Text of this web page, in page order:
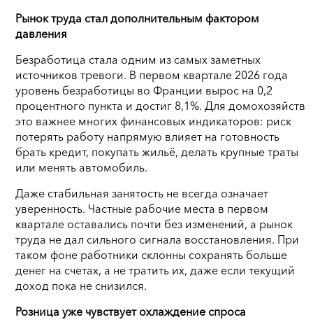
Рынок труда стал дополнительным фактором
давления
Безработица стала одним из самых заметных
источников тревоги. В первом квартале 2026 года
уровень безработицы во Франции вырос на 0,2
процентного пункта и достиг 8,1%. Для домохозяйств
это важнее многих финансовых индикаторов: риск
потерять работу напрямую влияет на готовность
брать кредит, покупать жильё, делать крупные траты
или менять автомобиль.
Даже стабильная занятость не всегда означает
уверенность. Частные рабочие места в первом
квартале оставались почти без изменений, а рынок
труда не дал сильного сигнала восстановления. При
таком фоне работники склонны сохранять больше
денег на счетах, а не тратить их, даже если текущий
доход пока не снизился.
Розница уже чувствует охлаждение спроса